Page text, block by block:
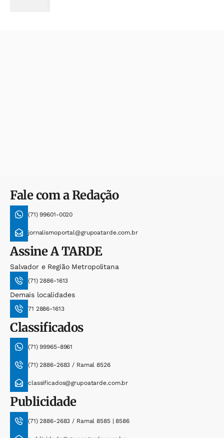
Fale com a Redação
(71) 99601-0020
jornalismoportal@grupoatarde.com.br
AssineA TARDE
Salvador e Região Metropolitana
(71) 2886-1613
Demais localidades
71 2886-1613
Classificados
(71) 99965-8961
(71) 2886-2683 / Ramal 8526
classificados@grupoatarde.com.br
Publicidade
(71) 2886-2683 / Ramal 8585 | 8586